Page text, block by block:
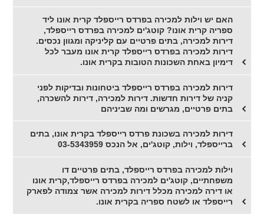
האם יש וילות למכירה בפרדס רייספלד קרית אונו ליד
ספריה קרית אונו? קוטג'ים למכירה בפרדס רייספלד,
דירות למכירה, בתים פרטיים עם קליניקה ומגוון נכסים.
דירות למכירה בפרדס רייספלד קרית אונו מעבר לכל
דימיון באחת השכונות הטובות בקרית אונו.
דירות למכירה בפרדס רייספלד ביטחונות ובדיקות לפני
קניה של דירות חדשות. דירות למכירה, דירות להשכרה,
בתים פרטיים, מגרשים ומה שביניהם
דירות למכירה בשכונת פרדס רייספלד בקרית אונו, בתים
ברייספלד, וילות, קוטג'ים, אל הנכס 03-5343959
וילות למכירה בפרדס רייספלד, בתים פרטיים דו
משפחתיים, קוטג'ים למכירה בפרדס רייספלד,קרית אונו
או דירה למכירה מכלל דירות למכירה אשר צמודה לפארק
רייספלד או לשטח ספריה בקרית אונו.